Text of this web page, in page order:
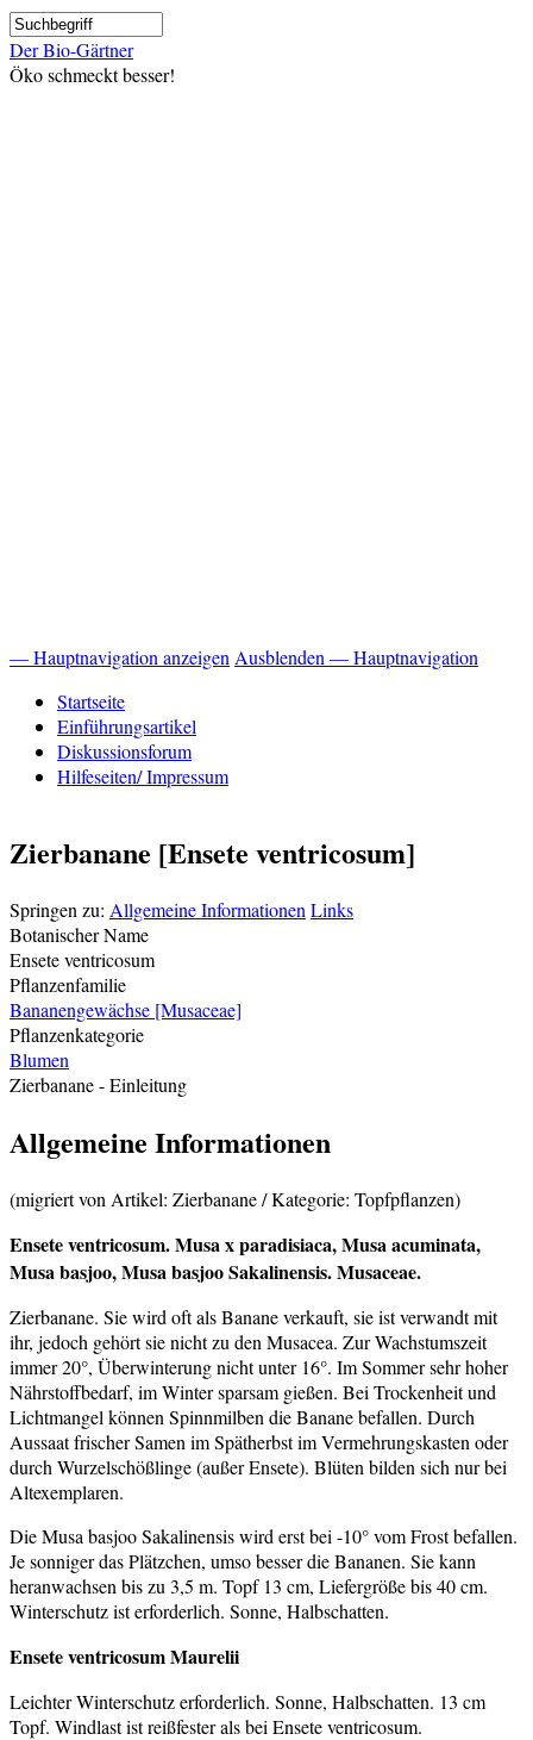
Direkt
zum
Inhalt
Suche
Der Bio-Gärtner
Öko schmeckt besser!
Hauptnavigation
— Hauptnavigation anzeigen Ausblenden — Hauptnavigation
Startseite
Einführungsartikel
Diskussionsforum
Hilfeseiten/ Impressum
Zierbanane [Ensete ventricosum]
Springen zu: Allgemeine Informationen Links
Botanischer Name
Ensete ventricosum
Pflanzenfamilie
Bananengewächse [Musaceae]
Pflanzenkategorie
Blumen
Zierbanane- Einleitung
Allgemeine Informationen
(migriert von Artikel: Zierbanane / Kategorie: Topfpflanzen)
Ensete ventricosum.Musa x paradisiaca, Musa acuminata,
Musa basjoo, Musa basjoo Sakalinensis. Musaceae.
Zierbanane. Sie wird oft als Banane verkauft, sie ist verwandt mit
ihr, jedoch gehört sie nicht zu den Musacea. Zur Wachstumszeit
immer 20°, Überwinterung nicht unter 16°. Im Sommer sehr hoher
Nährstoffbedarf, im Winter sparsam gießen. Bei Trockenheit und
Lichtmangel können Spinnmilben die Banane befallen. Durch
Aussaat frischer Samen im Spätherbst im Vermehrungskasten oder
durch Wurzelschößlinge (außer Ensete). Blüten bilden sich nur bei
Altexemplaren.
Die Musa basjoo Sakalinensis wird erst bei -10° vom Frost befallen.
Je sonniger das Plätzchen, umso besser die Bananen. Sie kann
heranwachsen bis zu 3,5 m. Topf 13 cm, Liefergröße bis 40 cm.
Winterschutz ist erforderlich. Sonne, Halbschatten.
Ensete ventricosum Maurelii
Leichter Winterschutz erforderlich. Sonne, Halbschatten. 13 cm
Topf. Windlast ist reißfester als bei Ensete ventricosum.